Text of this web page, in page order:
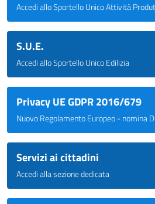
Accedi allo Sportello Unico Attività
S.U.E.
Accedi allo Sportello Unico Edilizia
Privacy UE GDPR 2016/679
Nuovo Regolamento Europeo - nomina
Servizi ai cittadini
Accedi alla sezione dedicata